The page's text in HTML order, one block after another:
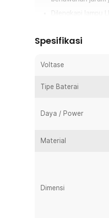
Dilengkapi lampu
Atur kecepatan
Ringkasan
dengan diameter 52
digunakan sebagai
Diameter Jumbo 52
menghasilkan aliran
plafon mampu
pada kamar tidur,
sehingga ruangan
Spesifikasi
Voltase
Tipe Baterai
Daya / Power
Material
Dimensi